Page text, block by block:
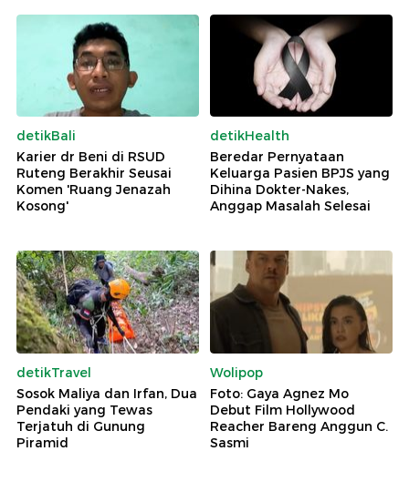
detikBali
Karier dr Beni di RSUD
Ruteng Berakhir Seusai
Komen 'Ruang Jenazah
Kosong'
detikHealth
Beredar Pernyataan
Keluarga Pasien BPJS yang
Dihina Dokter-Nakes,
Anggap Masalah Selesai
detikTravel
Sosok Maliya dan Irfan, Dua
Pendaki yang Tewas
Terjatuh di Gunung
Piramid
Wolipop
Foto: Gaya Agnez Mo
Debut Film Hollywood
Reacher Bareng Anggun C.
Sasmi